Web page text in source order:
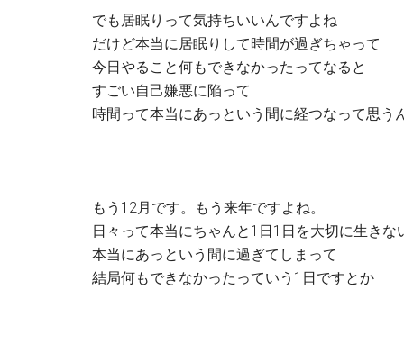
でも居眠りって気持ちいいんですよね
だけど本当に居眠りして時間が過ぎちゃって
今日やること何もできなかったってなると
すごい自己嫌悪に陥って
時間って本当にあっという間に経つなって思う
もう12月です。もう来年ですよね。
日々って本当にちゃんと1日1日を大切に生きな
本当にあっという間に過ぎてしまって
結局何もできなかったっていう1日ですとか